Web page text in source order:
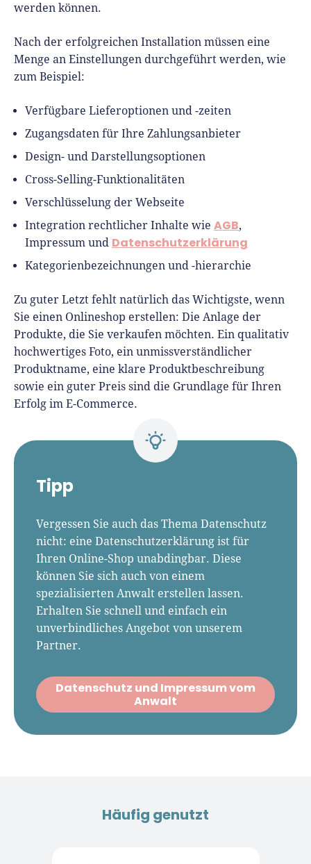
werden können.
Nach der erfolgreichen Installation müssen eine
Menge an Einstellungen durchgeführt werden, wie
zum Beispiel:
Verfügbare Lieferoptionen und -zeiten
Zugangsdaten für Ihre Zahlungsanbieter
Design- und Darstellungsoptionen
Cross-Selling-Funktionalitäten
Verschlüsselung der Webseite
Integration rechtlicher Inhalte wie AGB,
Impressum und Datenschutzerklärung
Kategorienbezeichnungen und -hierarchie
Zu guter Letzt fehlt natürlich das Wichtigste, wenn
Sie einen Onlineshop erstellen: Die Anlage der
Produkte, die Sie verkaufen möchten. Ein qualitativ
hochwertiges Foto, ein unmissverständlicher
Produktname, eine klare Produktbeschreibung
sowie ein guter Preis sind die Grundlage für Ihren
Erfolg im E-Commerce.
Tipp
Vergessen Sie auch das Thema Datenschutz
nicht: eine Datenschutzerklärung ist für
Ihren Online-Shop unabdingbar. Diese
können Sie sich auch von einem
spezialisierten Anwalt erstellen lassen.
Erhalten Sie schnell und einfach ein
unverbindliches Angebot von unserem
Partner.
Datenschutz und Impressum vom
Anwalt
Häufig genutzt